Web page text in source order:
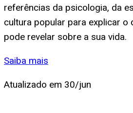
referências da psicologia, da
cultura popular para explicar o
pode revelar sobre a sua vida.
Saiba mais
Atualizado em 30/jun